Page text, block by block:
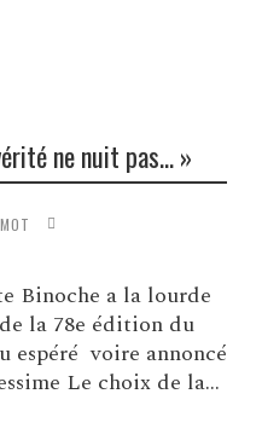
ne nuit pas… »
Binoche a la lourde
la 78e édition du
espéré voire annoncé
Le choix de la...